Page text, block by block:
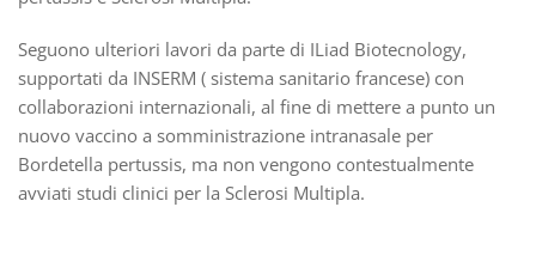
Seguono ulteriori lavori da parte di ILiad Biotecnology,
supportati da INSERM ( sistema sanitario francese) con
collaborazioni internazionali, al fine di mettere a punto un
nuovo vaccino a somministrazione intranasale per
Bordetella pertussis, ma non vengono contestualmente
avviati studi clinici per la Sclerosi Multipla.